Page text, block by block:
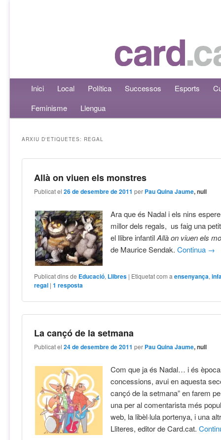
Menú principalAneu al contingut principal
Aneu al contingut secundari
Inici Local Política Successos Esports
Feminisme
Llengua
ARXIU D'ETIQUETES: REGAL
Allà on viuen els monstres
Publicat el26 de desembre de 2011 per Pau Quina Jaume, null
Ara que és Nadal i els nins
millor dels regals, us faig una
el llibre infantilAllà on viuen els
de Maurice Sendak.Continua →
Publicat dins de Educació, Llibres | Etiquetat com a ensenyança,
regal |1 resposta
La cançó de la setmana
Publicat el24 de desembre de 2011 per Pau Quina Jaume, null
Com que ja és Nadal… i és
concessions, avui en aquesta
cançó de la setmana” en farem
una per al comentarista més
web, la libèl·lula portenya, i una
Lliteres, editor de Card.cat.